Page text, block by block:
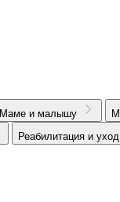
Маме и малышу
Реабилитация и уход